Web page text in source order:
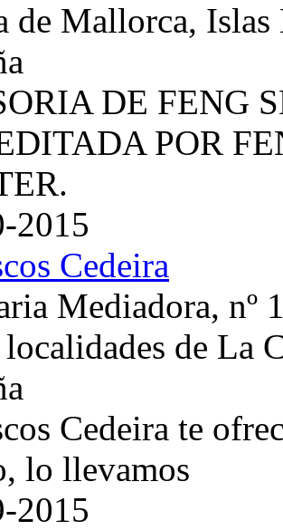
de Mallorca, Islas
DE FENG
POR
2015
Cedeira
Mediadora, nº
localidades de La
Cedeira te
lo llevamos
2015